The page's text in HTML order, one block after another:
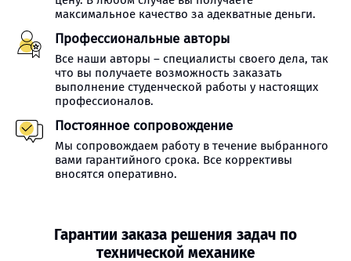
максимальное качество за адекватные деньги.
Профессиональные авторы
Все наши авторы – специалисты своего дела, так
что вы получаете возможность заказать
выполнение студенческой работы у настоящих
профессионалов.
Постоянное сопровождение
Мы сопровождаем работу в течение выбранного
вами гарантийного срока. Все коррективы
вносятся оперативно.
Гарантии заказа решения задач по
технической механике